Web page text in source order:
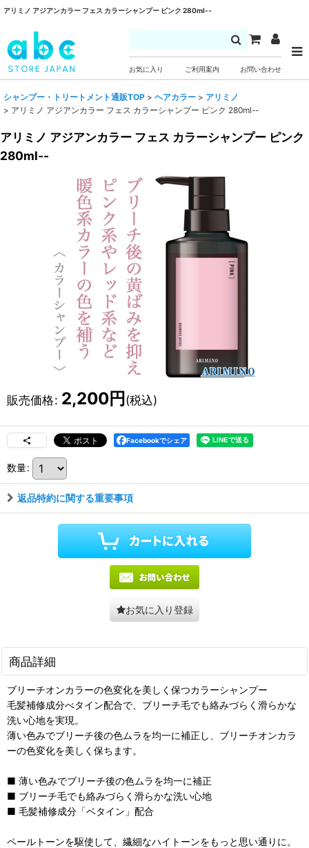
アリミノ アジアンカラー フェス カラーシャンプー ピンク 280ml--
お気に入り ご利用案内 お問い合わせ
シャンプー・トリートメント通販TOP > ヘアカラー > アリミノ
> アリミノ アジアンカラー フェス カラーシャンプー ピンク 280ml--
アリミノ アジアンカラー フェス カラーシャンプー ピンク
280ml--
販売価格: 2,200円 (税込)
Facebookでシェア
数量:
返品特約に関する重要事項
お気に入り登録
商品詳細
ブリーチオンカラーの色変化を美しく保つカラーシャンプー
毛髪補修成分べタイン配合で、ブリーチ毛でも絡みづらく滑らかな
洗い心地を実現。
薄い色みでブリーチ後の色ムラを均一に補正し、ブリーチオンカラ
ーの色変化を美しく保ちます。
■ 薄い色みでブリーチ後の色ムラを均一に補正
■ ブリーチ毛でも絡みづらく滑らかな洗い心地
■ 毛髪補修成分「ベタイン」配合
ペールトーンを駆使して、繊細なハイトーンをもっと思い通りに。